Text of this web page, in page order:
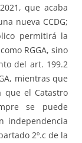
que acaba
nueva CCDG;
permitirá la
RGGA, sino
del art. 199.2
mientras que
que el Catastro
se puede
independencia
2º.c de la